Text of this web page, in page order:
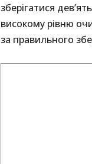
зберігатися
високому рівню
за правильного